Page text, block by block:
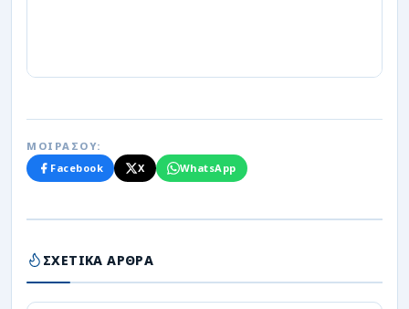
ΜΟΙΡΑΣΟΥ:
Facebook
X WhatsApp
ΣΧΕΤΙΚΑ ΑΡΘΡΑ